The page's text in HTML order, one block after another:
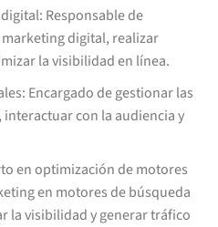
Responsable de
digital, realizar
la visibilidad en línea.
Encargado de gestionar las
con la audiencia y
en optimización de motores
en motores de búsqueda
la visibilidad y generar tráfico